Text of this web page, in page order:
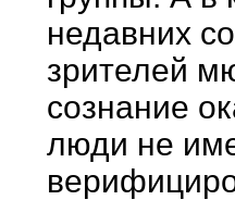
недавних
зрителей
сознание
люди не